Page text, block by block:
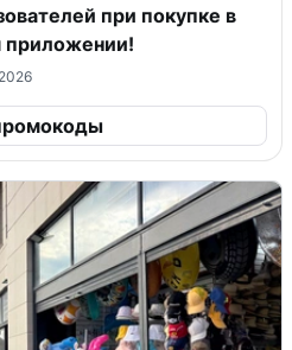
при покупке в
приложении!